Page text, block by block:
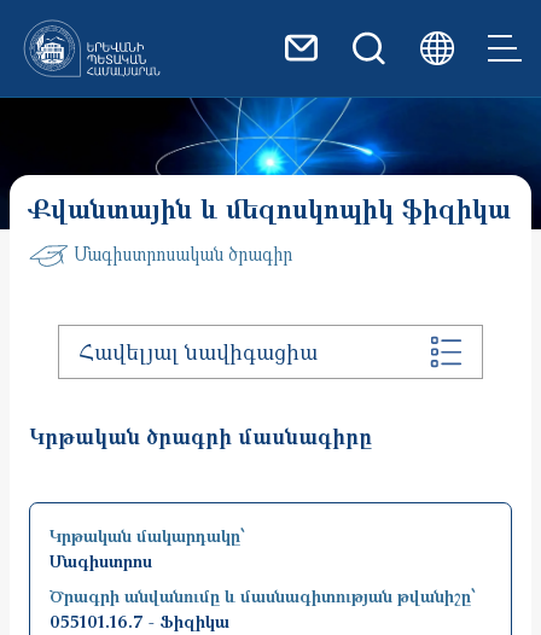
Քվանտային և մեզոսկոպիկ ֆիզիկա
Մագիստրոսական ծրագիր
Հավելյալ նավիգացիա
Կրթական ծրագրի մասնագիրը
Կրթական մակարդակը՝
Մագիստրոս
Ծրագրի անվանումը և մասնագիտության թվանիշը՝
055101.16.7 - Ֆիզիկա